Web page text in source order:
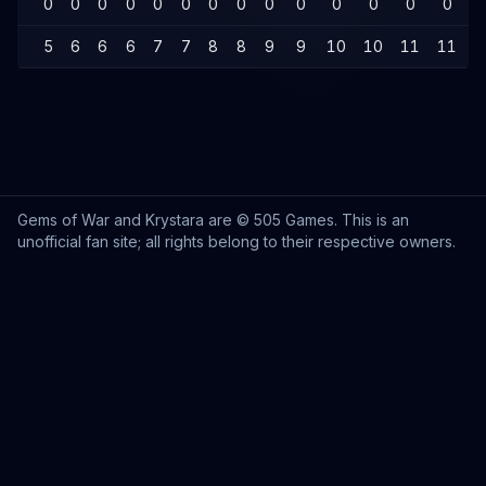
0 0 0 0 0 0 0 0 0 0 0 0 0 0
5 6 6 6 7 7 8 8 9 9 10 10 11 11
Gems of War and Krystara are © 505 Games. This is an
unofficial fan site; all rights belong to their respective owners.